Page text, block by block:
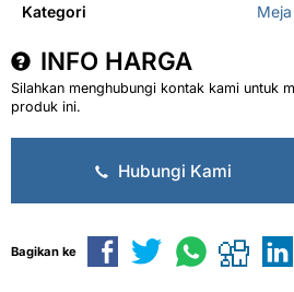
Kategori
INFO HARGA
Silahkan menghubungi kontak kami untuk
produk ini.
Hubungi Kami
Bagikan ke